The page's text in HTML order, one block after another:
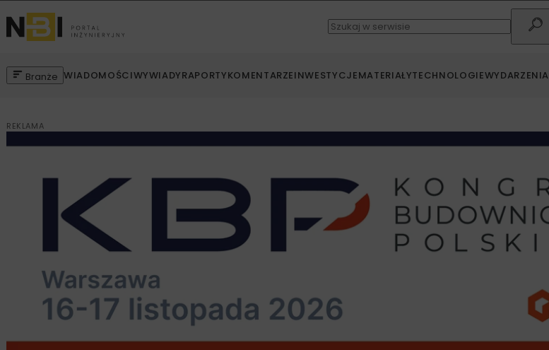
Branże WIADOMOŚCIWYWIADYRAPORTYKOMENTARZEINWESTYCJEMATERIAŁYTECHNOLOGIEWYDARZENIA
REKLAMA